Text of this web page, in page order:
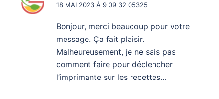
18 MAI 2023 À 9 09 32 05325
Bonjour, merci beaucoup pour votre
message. Ça fait plaisir.
Malheureusement, je ne sais pas
comment faire pour déclencher
l’imprimante sur les recettes…